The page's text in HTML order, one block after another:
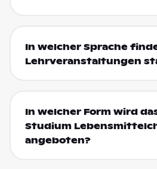
In welcher Sprache
Lehrveranstaltungen
In welcher Form wird
Studium
angeboten?